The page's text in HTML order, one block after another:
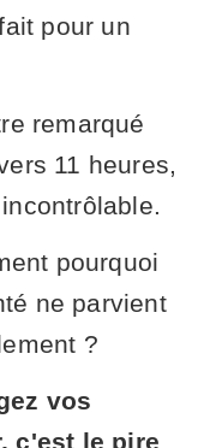
pour un
remarqué
11 heures,
pourquoi
ne parvient
?
vos
c'est le pire